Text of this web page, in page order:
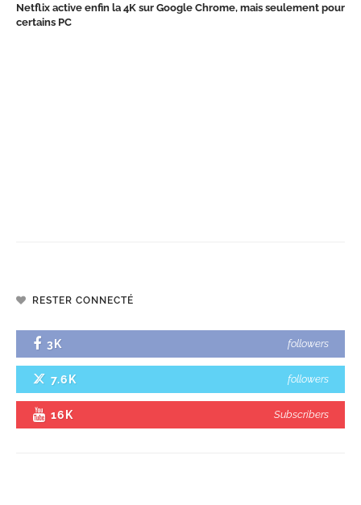
Netflix active enfin la 4K sur Google Chrome, mais seulement pour
certains PC
RESTER CONNECTÉ
3K followers
7.6K followers
16K Subscribers